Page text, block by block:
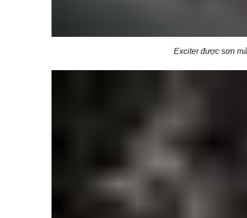
Exciter được sơn